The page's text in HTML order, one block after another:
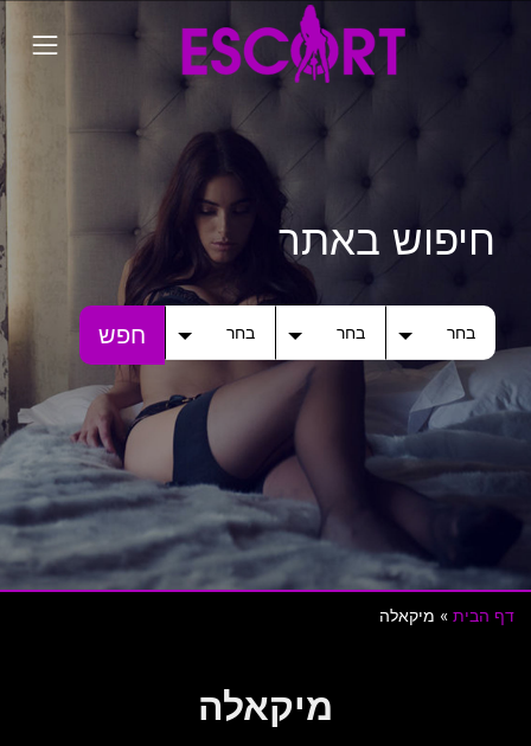
חיפוש באתר
בחר בחר בחר חפש
דף הבית» מיקאלה
מיקאלה